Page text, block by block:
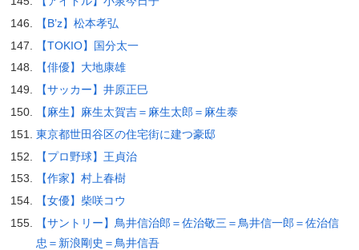
【B’z】松本孝弘
【TOKIO】国分太一
【俳優】大地康雄
【サッカー】井原正巳
【麻生】麻生太賀吉＝麻生太郎＝麻生泰
東京都世田谷区の住宅街に建つ豪邸
【プロ野球】王貞治
【作家】村上春樹
【女優】柴咲コウ
【サントリー】鳥井信治郎＝佐治敬三＝鳥井信一郎＝佐治信
忠＝新浪剛史＝鳥井信吾